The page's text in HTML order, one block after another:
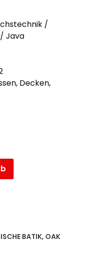
/
Java
Decken,
BATIK, OAK